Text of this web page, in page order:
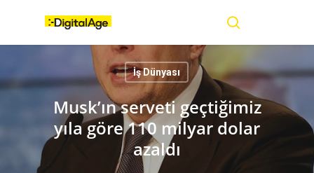
content
İş Dünyası
Musk’ın serveti geçtiğimiz
yıla göre 110 milyar dolar
azaldı